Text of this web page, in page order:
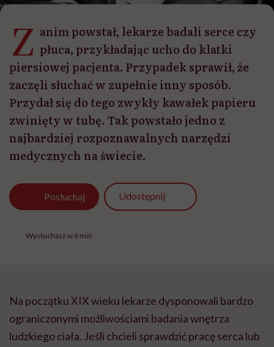
Z anim powstał, lekarze badali serce czy
płuca, przykładając ucho do klatki
piersiowej pacjenta. Przypadek sprawił, że
zaczęli słuchać w zupełnie inny sposób.
Przydał się do tego zwykły kawałek papieru
zwinięty w tubę. Tak powstało jedno z
najbardziej rozpoznawalnych narzędzi
medycznych na świecie.
Posłuchaj Udostępnij
Wysłuchasz w 6 min
Na początku XIX wieku lekarze dysponowali bardzo
ograniczonymi możliwościami badania wnętrza
ludzkiego ciała. Jeśli chcieli sprawdzić pracę serca lub